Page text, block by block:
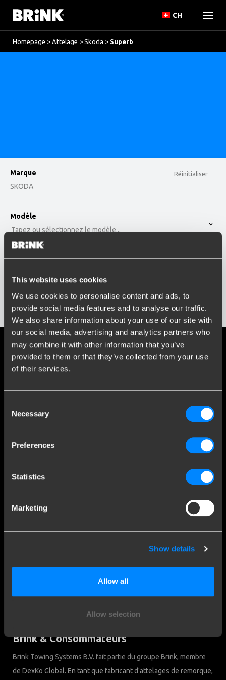
This website uses cookies
We use cookies to personalise content and ads, to
provide social media features and to analyse our traffic.
We also share information about your use of our site with
our social media, advertising and analytics partners who
may combine it with other information that you’ve
provided to them or that they’ve collected from your use
of their services.
Selection
Necessary
Preferences
Statistics
Marketing
Show details
Allow all
Allow selection
CH
Homepage > Attelage > Skoda > Superb
Réinitialiser
Marque
SKODA
option , selected.
Modèle
Tapez ou sélectionnez le modèle...
Année d'immatriculation
Afficher les résultats
Réseaux sociaux
Restez informé de nos derniers développements.
Plus de 120 ans d'expertise
Depuis 1903, Brink est passé d'une petite forge à une
Service Clients
Privacy Downloads
51450 Bétheny
Chambre du Commerce:
05058752
Brink & Consommateurs
Brink Towing Systems B.V. fait partie du groupe Brink, membre
de DexKo Global. En tant que fabricant d'attelages de remorque,